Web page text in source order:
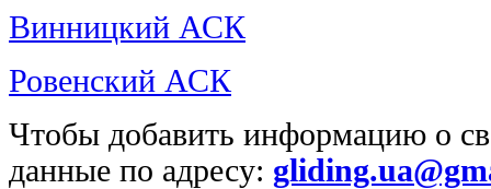
Винницкий АСК
Ровенский АСК
Чтобы добавить информацию о
данные по адресу: